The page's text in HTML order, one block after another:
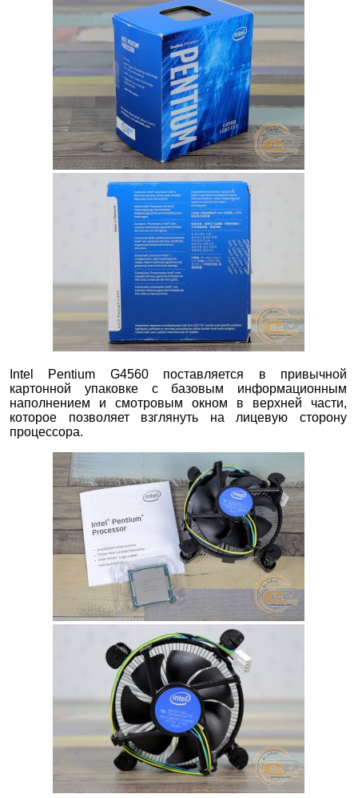
Intel Pentium G4560 поставляется в привычной
картонной упаковке с базовым информационным
наполнением и смотровым окном в верхней части,
которое позволяет взглянуть на лицевую сторону
процессора.